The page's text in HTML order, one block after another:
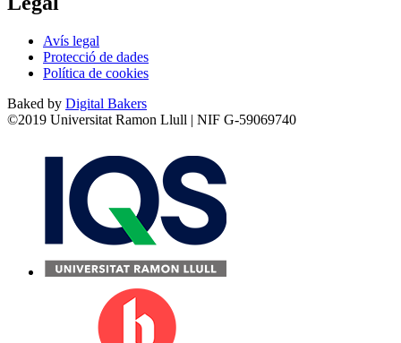
Avís legal
Protecció de dades
Política de cookies
Baked by Digital Bakers
©2019 Universitat Ramon Llull | NIF G-59069740